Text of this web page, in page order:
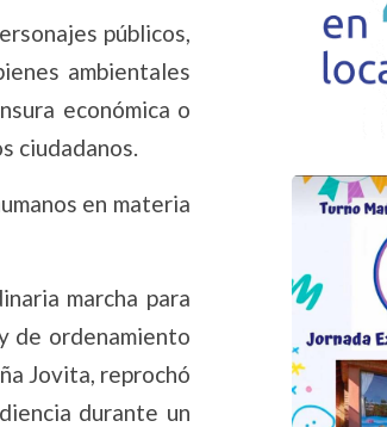
públicos,
ambientales
económica o
ciudadanos.
en materia
marcha para
de ordenamiento
Jovita, reprochó
durante un